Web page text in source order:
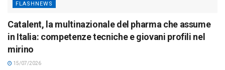
FLASHNEWS
Catalent, la multinazionale del pharma che assume
in Italia: competenze tecniche e giovani profili nel
mirino
15/07/2026